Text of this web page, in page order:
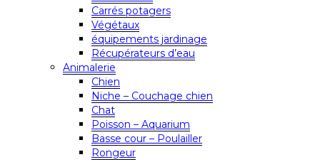
Carrés potagers
Végétaux
équipements jardinage
Récupérateurs d’eau
Animalerie
Chien
Niche – Couchage chien
Chat
Poisson – Aquarium
Basse cour – Poulailler
Rongeur